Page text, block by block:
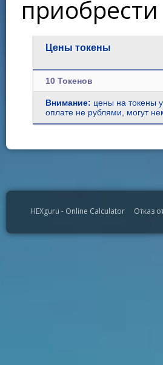
Цены токены
10 Токенов
Внимание: цены на токены
оплате не рублями, могут
HEXguru - Online Calculator Отказ